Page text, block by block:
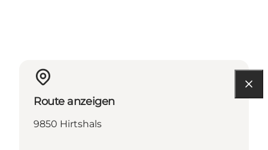
Route anzeigen
9850 Hirtshals